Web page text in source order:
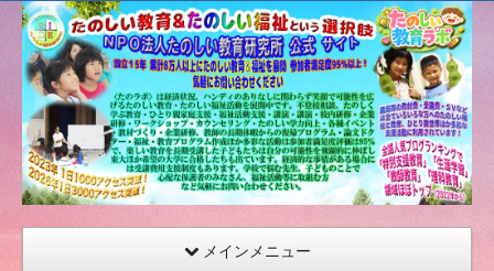
たの
しい
教育
研究
所
（沖
縄）
公式
メインメニュー